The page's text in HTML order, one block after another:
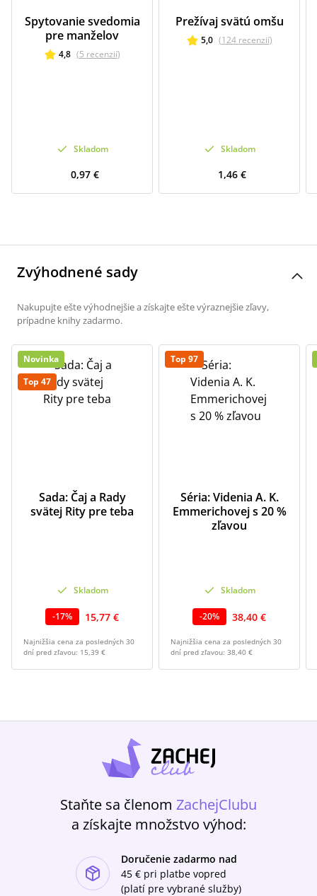
Spytovanie svedomia
pre manželov
4,8 (5 recenzií)
Skladom
0,97 €
Prežívaj svätú omšu
5,0 (124 recenzií)
Skladom
1,46 €
Zvýhodnené sady
Nakupujte ešte výhodnejšie a získajte ešte výraznejšie zľavy,
prípadne knihy zadarmo.
Novinka
Top 47
Sada: Čaj a Rady
svätej Rity pre teba
Skladom
-17% 15,77 €
Najnižšia cena za posledných 30
dní pred zľavou: 15,39 €
Top 97
Séria: Videnia A. K.
Emmerichovej s 20 %
zľavou
Skladom
-20% 38,40 €
Najnižšia cena za posledných 30
dní pred zľavou: 38,40 €
Staňte sa členom ZachejClubu
a získajte množstvo výhod:
Doručenie zadarmo nad
45 € pri platbe vopred
(platí pre vybrané služby)